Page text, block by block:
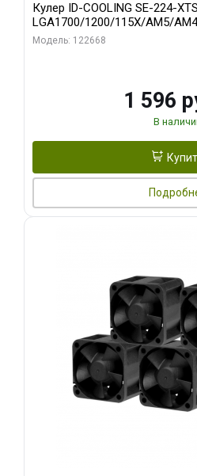
Кулер ID-COOLING SE-224-XTS
LGA1700/1200/115X/AM5/
PWM, 4 тепл.трубки прямого
Модель: 122668
1 596
В